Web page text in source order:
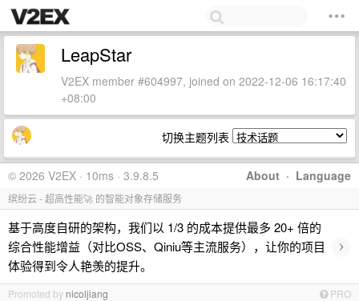
LeapStar
V2EX member #604997, joined on 2022-12-06 16:17:40
+08:00
切换主题列表
About · Language
© 2026 V2EX · 10ms · 3.9.8.5
缤纷云 - 超高性能🚀 的智能对象存储服务
基于高度自研的架构，我们以 1/3 的成本提供最多 20+ 倍的
综合性能增益（对比OSS、Qiniu等主流服务），让你的项目
体验得到令人艳羡的提升。
›
Promoted by nicoljiang PRO